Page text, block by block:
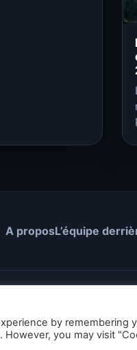
A proposL’équipe
sont mis à disposition
by remembering
you may visit